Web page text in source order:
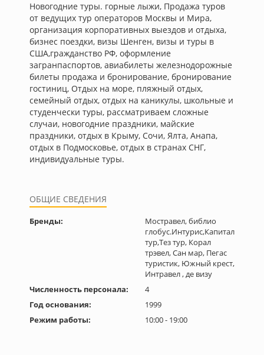
Новогодние туры. горные лыжи, Продажа туров
от ведущих тур операторов Москвы и Мира,
организация корпоративных выездов и отдыха,
бизнес поездки, визы Шенген, визы и туры в
США,гражданство РФ, оформление
загранпаспортов, авиабилеты железнодорожные
билеты продажа и бронирование, бронирование
гостиниц, Отдых на море, пляжный отдых,
семейный отдых, отдых на каникулы, школьные и
студенчески туры, рассматриваем сложные
случаи, новогодние праздники, майские
праздники, отдых в Крыму, Сочи, Ялта, Анапа,
отдых в Подмосковье, отдых в странах СНГ,
индивидуальные туры.
ОБЩИЕ СВЕДЕНИЯ
Бренды:
Мостравел, библио
глобус.Интурис,Капитал
тур,Тез тур, Корал
трэвел, Сан мар, Пегас
туристик, Южный крест,
Интравел , де визу
Численность персонала:
4
Год основания:
1999
Режим работы:
10:00 - 19:00